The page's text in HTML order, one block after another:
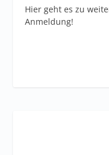
Hier geht es zu
Anmeldung!